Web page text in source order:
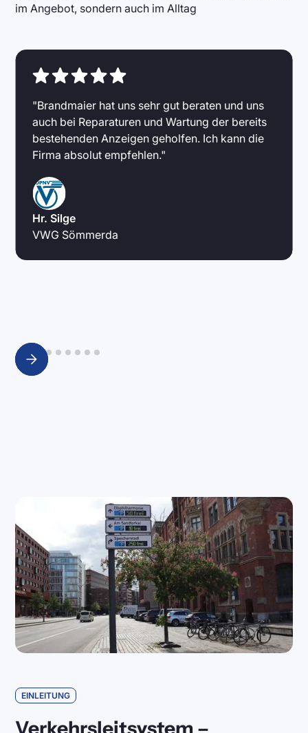
im Angebot, sondern auch im Alltag
"Brandmaier hat uns sehr gut beraten und uns
auch bei Reparaturen und Wartung der bereits
bestehenden Anzeigen geholfen. Ich kann die
Firma absolut empfehlen."
Hr. Silge
VWG Sömmerda
Slide 3 of 9.
EINLEITUNG